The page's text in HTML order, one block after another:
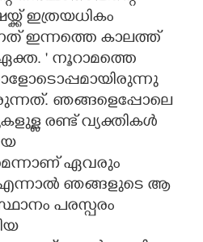
ഇത്രയധികം
ഇന്നത്തെ കാലത്ത്
" നൂറാമത്തെ
ഞങ്ങളെപ്പോലെ
രണ്ട് വ്യക്തികൾ
ഏവരും
എന്നാൽ ഞങ്ങളുടെ ആ
പരസ്പരം